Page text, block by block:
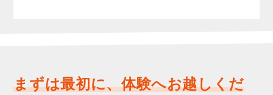
まずは最初に、体験へお越しくだ